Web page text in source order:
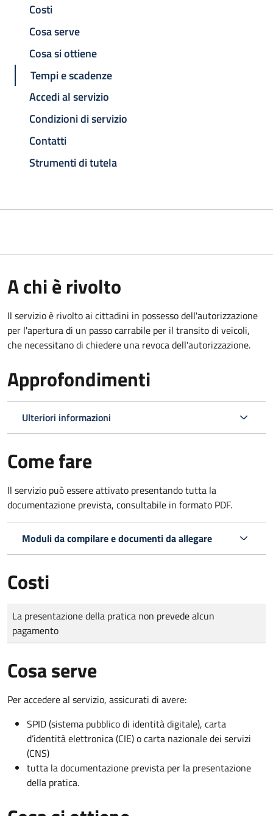
Costi
Cosa serve
Cosa si ottiene
Tempi e scadenze
Accedi al servizio
Condizioni di servizio
Contatti
Strumenti di tutela
A chi è rivolto
Il servizio è rivolto ai cittadini in possesso dell'autorizzazione
per l'apertura di un passo carrabile per il transito di veicoli,
che necessitano di chiedere una revoca dell'autorizzazione.
Approfondimenti
Ulteriori informazioni
Come fare
Il servizio può essere attivato presentando tutta la
documentazione prevista, consultabile in formato PDF.
Moduli da compilare e documenti da allegare
Costi
Tipo di pagamento
Importo
La presentazione della pratica non prevede alcun
pagamento
Cosa serve
Per accedere al servizio, assicurati di avere:
SPID (sistema pubblico di identità digitale), carta
d’identità elettronica (CIE) o carta nazionale dei servizi
(CNS)
tutta la documentazione prevista per la presentazione
della pratica.